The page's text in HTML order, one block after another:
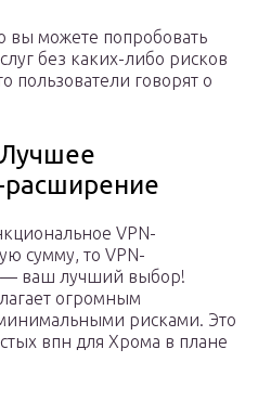
вы можете попробовать
без каких-либо рисков
пользователи говорят о
расширение
VPN-
сумму, то VPN-
— ваш лучший выбор!
огромным
рисками. Это
впн для Хрома в плане